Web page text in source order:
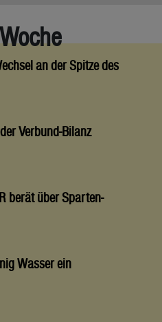
an der Spitze des
Verbund-Bilanz
berät über Sparten-
Wasser ein